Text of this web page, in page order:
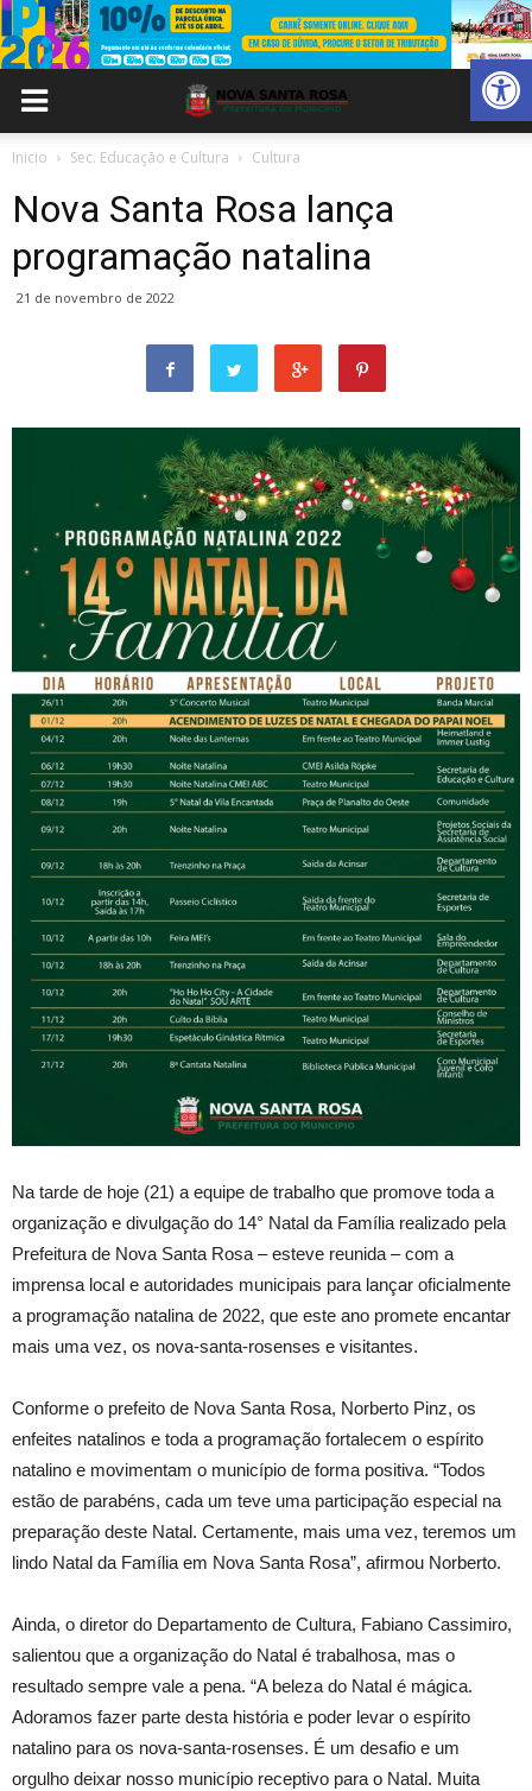
Abrir
Inicio Sec. Educação e Cultura Cultura
Nova Santa Rosa lança
programação natalina
21 de novembro de 2022
Na tarde de hoje (21) a equipe de trabalho que promove toda a
organização e divulgação do 14° Natal da Família realizado pela
Prefeitura de Nova Santa Rosa – esteve reunida – com a
imprensa local e autoridades municipais para lançar oficialmente
a programação natalina de 2022, que este ano promete encantar
mais uma vez, os nova-santa-rosenses e visitantes.
Conforme o prefeito de Nova Santa Rosa, Norberto Pinz, os
enfeites natalinos e toda a programação fortalecem o espírito
natalino e movimentam o município de forma positiva. “Todos
estão de parabéns, cada um teve uma participação especial na
preparação deste Natal. Certamente, mais uma vez, teremos um
lindo Natal da Família em Nova Santa Rosa”, afirmou Norberto.
Ainda, o diretor do Departamento de Cultura, Fabiano Cassimiro,
salientou que a organização do Natal é trabalhosa, mas o
resultado sempre vale a pena. “A beleza do Natal é mágica.
Adoramos fazer parte desta história e poder levar o espírito
natalino para os nova-santa-rosenses. É um desafio e um
orgulho deixar nosso município receptivo para o Natal. Muita